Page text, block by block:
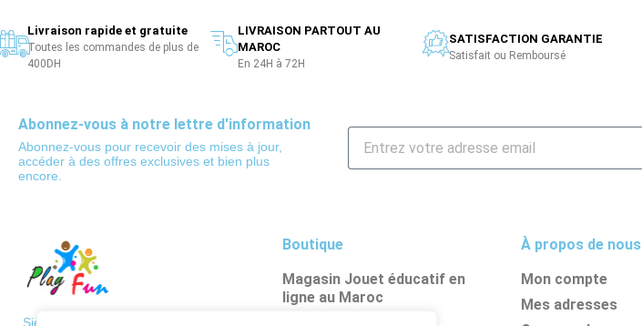
Livraison rapide et gratuite
Toutes les commandes de plus de
400DH
LIVRAISON PARTOUT AU
MAROC
En 24H à 72H
SATISFACTION GARANTIE
Satisfait ou Remboursé
Abonnez-vous à notre lettre d'information
Abonnez-vous pour recevoir des mises à jour,
accéder à des offres exclusives et bien plus
encore.
Siège: 36 BD de Paris, Casablanca
Boutique
Magasin Jouet éducatif en
ligne au Maroc
À propos de nous
Mon compte
Mes adresses